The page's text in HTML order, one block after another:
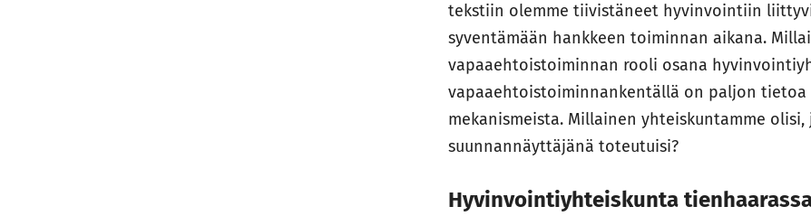
tekstiin olemme tiivistäneet hyvinvointiin
syventämään hankkeen toiminnan aikana.
vapaaehtoistoiminnan rooli osana
vapaaehtoistoiminnankentällä on paljon tietoa
mekanismeista. Millainen yhteiskuntamme
suunnannäyttäjänä toteutuisi?
Hyvinvointiyhteiskunta